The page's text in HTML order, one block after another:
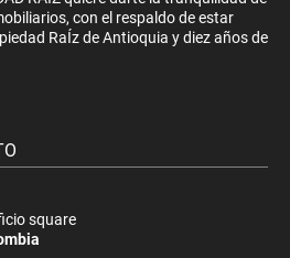
con el respaldo de estar
RaÍz de Antioquia y diez años de
square